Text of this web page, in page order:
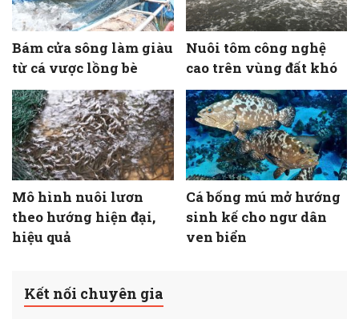
Bám cửa sông làm giàu
từ cá vược lồng bè
Nuôi tôm công nghệ
cao trên vùng đất khó
Mô hình nuôi lươn
theo hướng hiện đại,
hiệu quả
Cá bống mú mở hướng
sinh kế cho ngư dân
ven biển
Kết nối chuyên gia